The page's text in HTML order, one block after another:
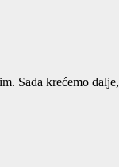
Sada krećemo